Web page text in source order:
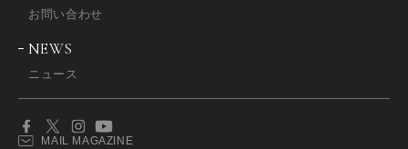
お問い合わせ
NEWS
ニュース
MAIL MAGAZINE